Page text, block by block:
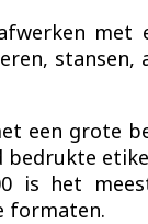
stansen,
een grote
is het
formaten.